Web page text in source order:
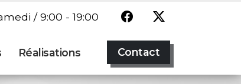
/ 9:00 - 19:00
Réalisations Contact